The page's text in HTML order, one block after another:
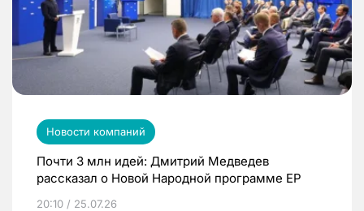
Новости компаний
Почти 3 млн идей: Дмитрий Медведев
рассказал о Новой Народной программе ЕР
20:10 / 25.07.26